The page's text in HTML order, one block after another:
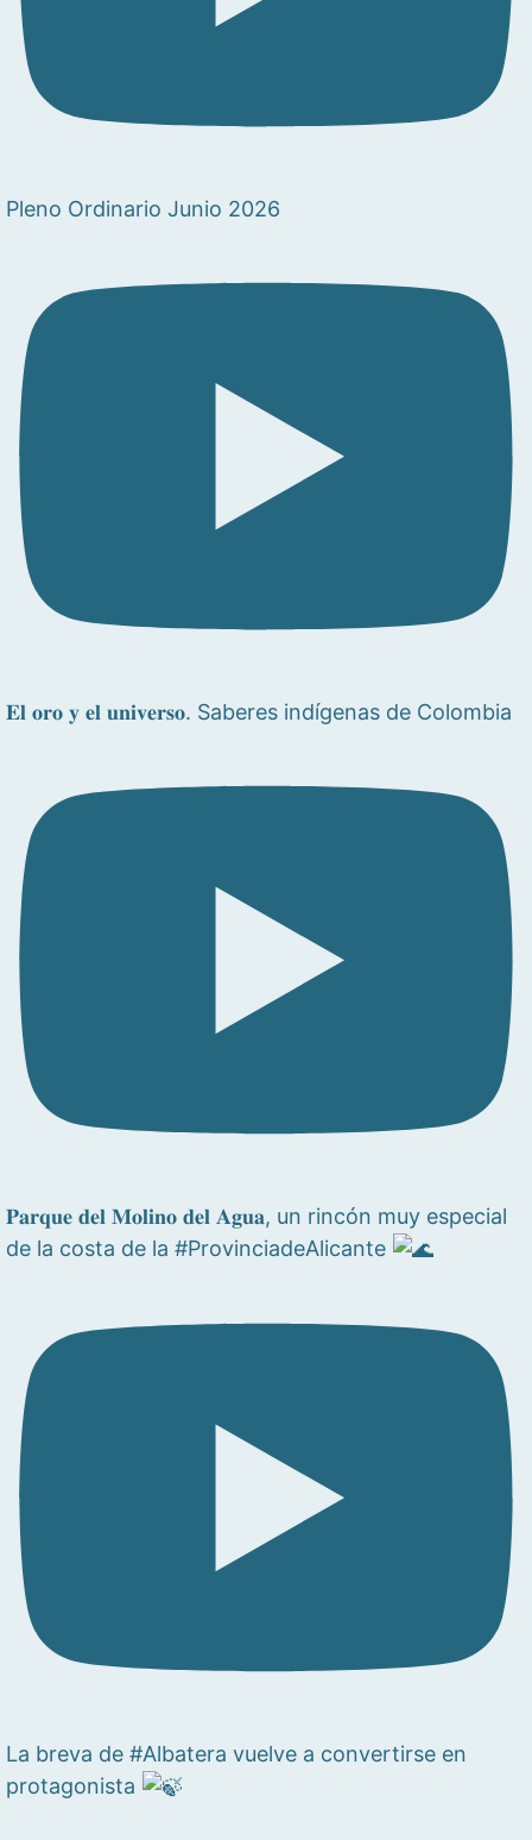
Pleno Ordinario Junio 2026
𝐄𝐥 𝐨𝐫𝐨 𝐲 𝐞𝐥 𝐮𝐧𝐢𝐯𝐞𝐫𝐬𝐨. Saberes indígenas de Colombia
𝐏𝐚𝐫𝐪𝐮𝐞 𝐝𝐞𝐥 𝐌𝐨𝐥𝐢𝐧𝐨 𝐝𝐞𝐥 𝐀𝐠𝐮𝐚, un rincón muy especial
de la costa de la #ProvinciadeAlicante
La breva de #Albatera vuelve a convertirse en
protagonista